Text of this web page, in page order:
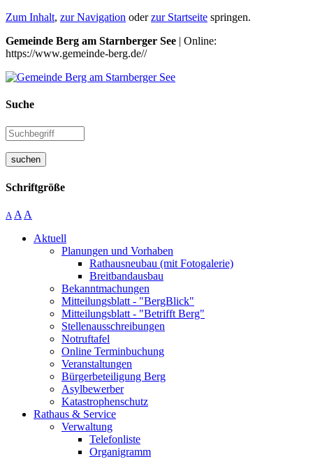
Zum Inhalt, zur Navigation oderzur Startseite springen.
Gemeinde Berg am Starnberger See | Online:
https://www.gemeinde-berg.de//
Suche
suchen
Schriftgröße
A A A
Aktuell
Planungen und Vorhaben
Rathausneubau (mit Fotogalerie)
Breitbandausbau
Bekanntmachungen
Mitteilungsblatt - "BergBlick"
Mitteilungsblatt - "Betrifft Berg"
Stellenausschreibungen
Notruftafel
Online Terminbuchung
Veranstaltungen
Bürgerbeteiligung Berg
Asylbewerber
Katastrophenschutz
Rathaus & Service
Verwaltung
Telefonliste
Organigramm